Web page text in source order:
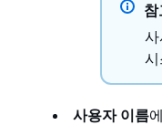
참
사
사용자 이름